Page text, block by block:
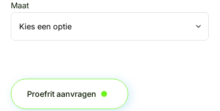
Maat
Proefrit aanvragen